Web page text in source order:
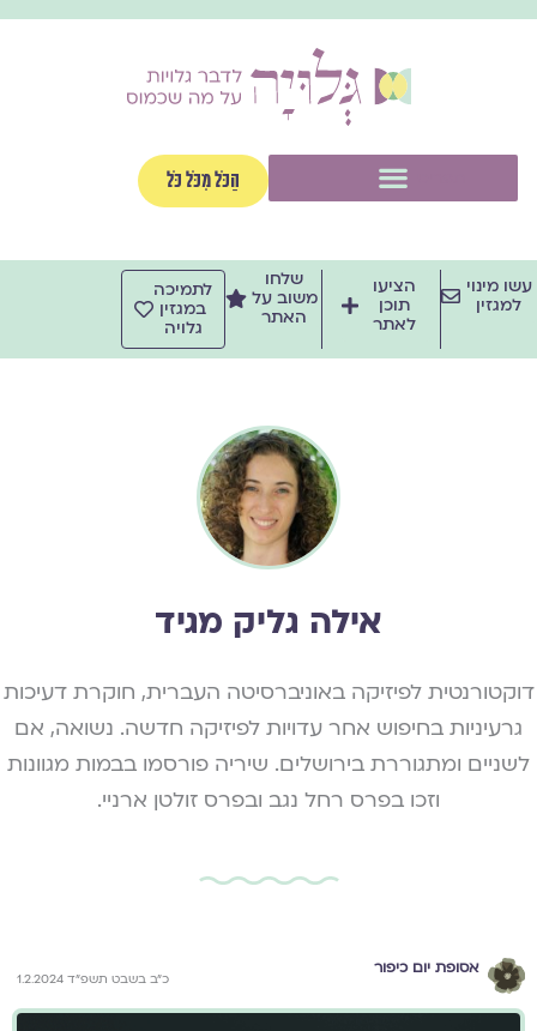
לתוכן
הַכֹּל מִכֹּל כֹּל
עשו מינוי
למגזין
הציעו
תוכן
לאתר
שלחו
משוב על
האתר
לתמיכה
במגזין
גלויה
אילה גליק מגיד
דוקטורנטית לפיזיקה באוניברסיטה העברית, חוקרת דעיכות
גרעיניות בחיפוש אחר עדויות לפיזיקה חדשה. נשואה, אם
לשניים ומתגוררת בירושלים. שיריה פורסמו בבמות מגוונות
וזכו בפרס רחל נגב ובפרס זולטן ארניי.
אסופת יום כיפור
כ״ב בשבט תשפ״ד 1.2.2024